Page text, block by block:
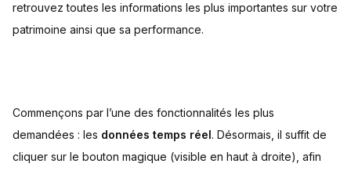
retrouvez toutes les informations les plus importantes sur votre
patrimoine ainsi que sa performance.
Commençons par l’une des fonctionnalités les plus
demandées : les données temps réel. Désormais, il suffit de
cliquer sur le bouton magique (visible en haut à droite), afin